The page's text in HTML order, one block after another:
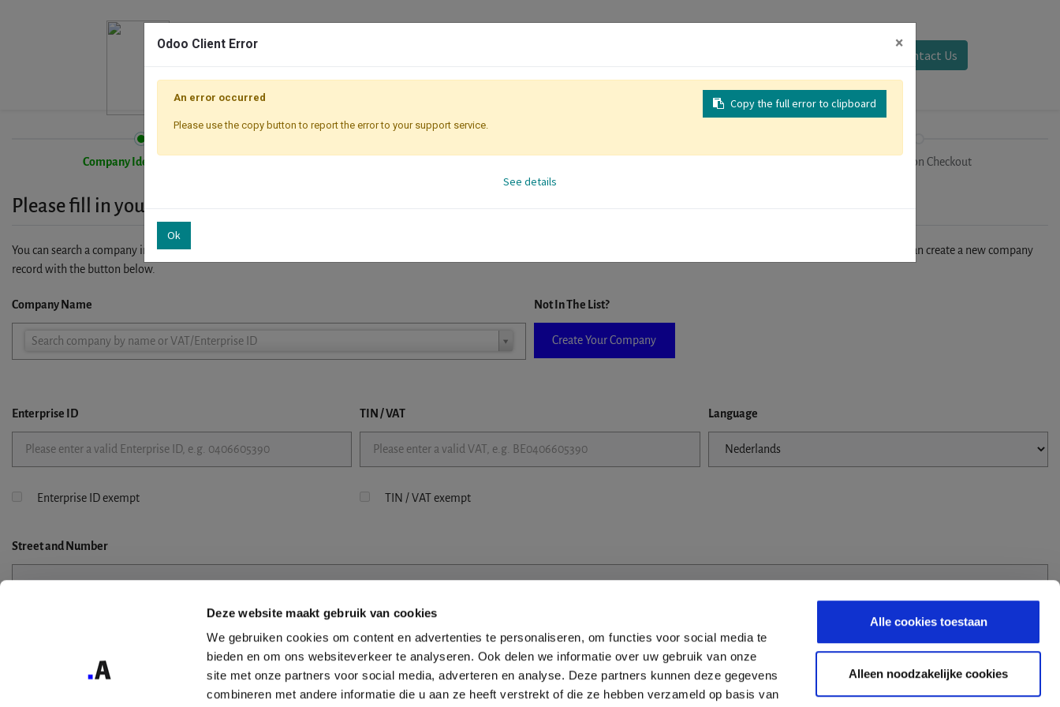
Deze website maakt gebruik van cookies
We gebruiken cookies om content en advertenties te personaliseren, om functies voor social media te
bieden en om ons websiteverkeer te analyseren. Ook delen we informatie over uw gebruik van onze
site met onze partners voor social media, adverteren en analyse. Deze partners kunnen deze gegevens
combineren met andere informatie die u aan ze heeft verstrekt of die ze hebben verzameld op basis van
Alle cookies toestaan
Alleen noodzakelijke cookies
Contact Us
Company Identification Registration Checkout
Please fill in your company details
You can search a company in our database by name, VAT or enterprise ID. When a company is selected it will auto-complete the form. If you don't find your company in our database, you can create a new company
record with the button below.
Company Name
Search company by name or VAT/Enterprise ID
Company
Not In The List?
Create Your Company
Enterprise ID TIN / VAT Language
Enterprise ID exempt TIN / VAT exempt
Streetand Number
Odoo Client Error ×
Copy the full error to clipboard
An error occurred
Please use the copy button to report the error to your support service.
See details
Ok